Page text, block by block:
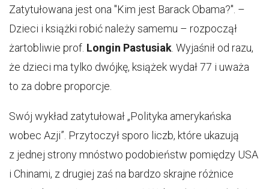
Zatytułowana jest ona "Kim jest Barack Obama?". –
Dzieci i książki robić należy samemu – rozpoczął
żartobliwie prof. Longin Pastusiak . Wyjaśnił od razu,
że dzieci ma tylko dwójkę, książek wydał 77 i uważa
to za dobre proporcje.
Swój wykład zatytułował „Polityka amerykańska
wobec Azji”. Przytoczył sporo liczb, które ukazują
z jednej strony mnóstwo podobieństw pomiędzy USA
i Chinami, z drugiej zaś na bardzo skrajne różnice